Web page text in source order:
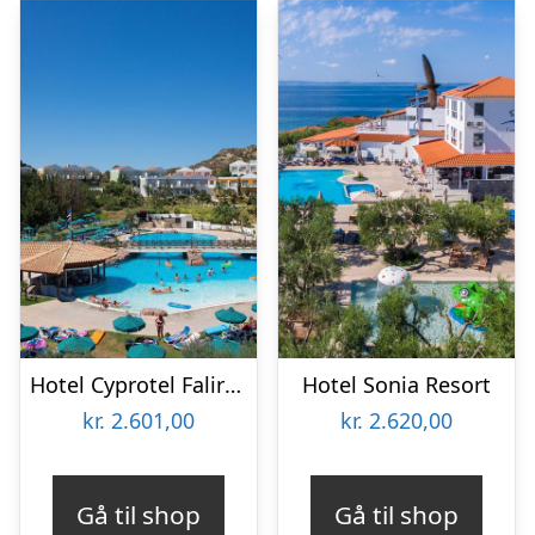
Hotel Cyprotel Faliraki
kr. 2.601,00
Gå til shop
Hotel Sonia Resort
kr. 2.620,00
Gå til shop